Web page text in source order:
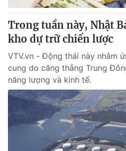
VTV9
Liên hệ tòa soạn
THỜI BÁO VTV
Theo dõi báo trên
Cơ quan chủ quản:Đài Truyền hình
Trong tuần này, Nhật
kho dự trữ chiến lược
VTV.vn - Động thái này nhằm
cung do căng thẳng Trung
năng lượng và kinh tế.